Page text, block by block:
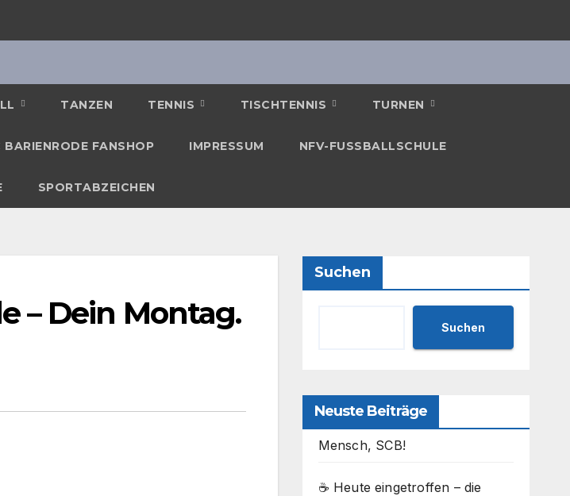
TANZEN TENNIS TISCHTENNIS TURNEN
BARIENRODE FANSHOP IMPRESSUM NFV-FUSSBALLSCHULE
SPORTABZEICHEN
– Dein Montag.
Suchen
Suchen
Neuste Beiträge
Mensch, SCB!
☕ Heute eingetroffen – die